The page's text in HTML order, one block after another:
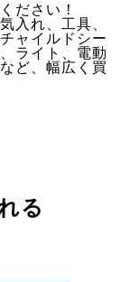
ださい！
入れ、工具、
ャイルドシー
ライト、電動
ど、幅広く買
る